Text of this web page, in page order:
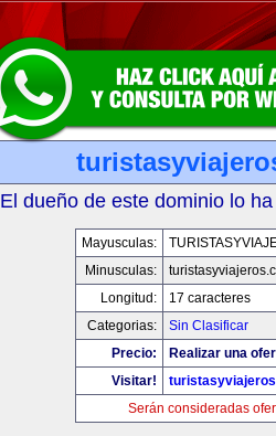
El dueño de este dominio lo
Mayusculas:
Minusculas:
Longitud:
17 caracteres
Categorias:
Sin Clasificar
Precio:
Realizar una
Visitar!
Serán consideradas